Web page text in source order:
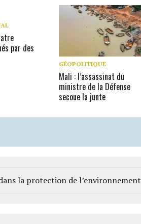
par des
GÉOPOLITIQUE
Mali : l’assassinat du
ministre de la Défense
secoue la junte
la protection de l’environnement